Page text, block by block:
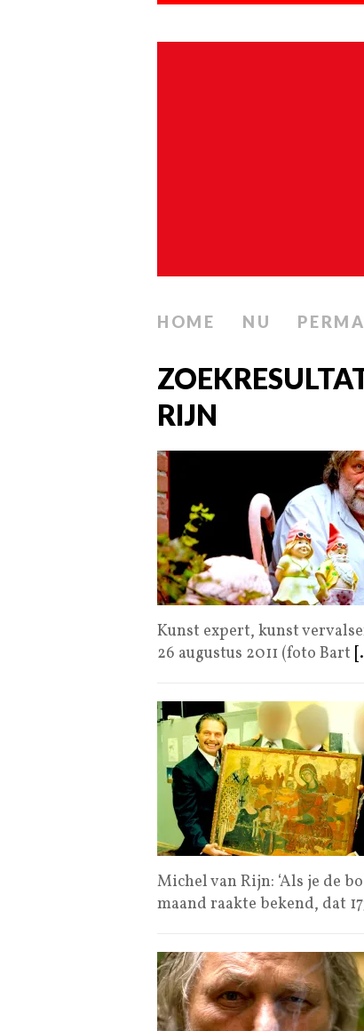
HOME NU
RIJN
Kunst expert, kunst
26 augustus 2011 (foto Bart
Michel van Rijn: ‘Als je de
maand raakte bekend, dat